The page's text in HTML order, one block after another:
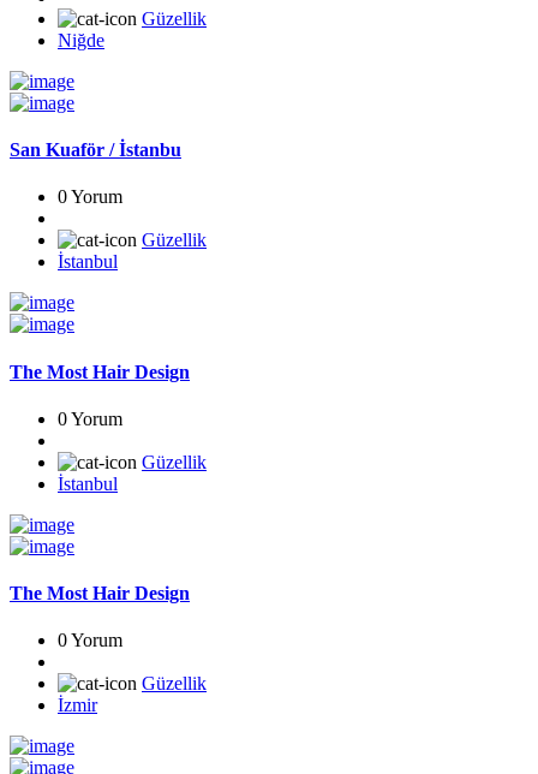
Güzellik
Niğde
San Kuaför / İstanbu
0 Yorum
Güzellik
İstanbul
The Most Hair Design
0 Yorum
Güzellik
İstanbul
The Most Hair Design
0 Yorum
Güzellik
İzmir